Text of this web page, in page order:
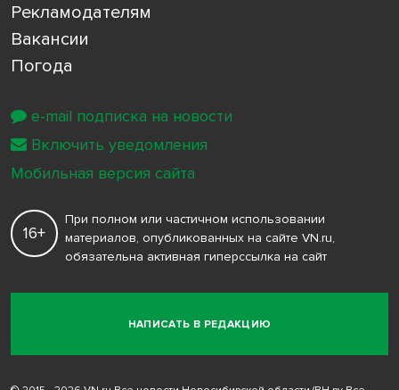
Рекламодателям
Вакансии
Погода
НАПИСАТЬ В РЕДАКЦИЮ
16+
При полном или частичном использовании
материалов, опубликованных на сайте VN.ru,
обязательна активная гиперссылка на сайт
e-mail подписка на новости
Включить уведомления
Мобильная версия сайта